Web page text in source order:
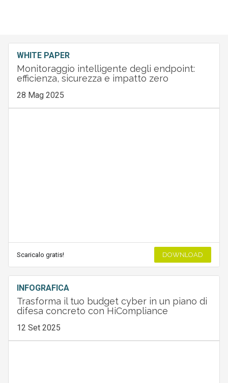
WHITE PAPER
Monitoraggio intelligente degli endpoint:
efficienza, sicurezza e impatto zero
28 Mag 2025
Scaricalo gratis! DOWNLOAD
INFOGRAFICA
Trasforma il tuo budget cyber in un piano di
difesa concreto con HiCompliance
12 Set 2025